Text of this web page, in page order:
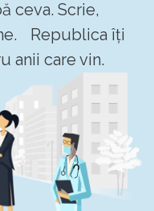
ceva. Scrie,
Republica îți
anii care vin.